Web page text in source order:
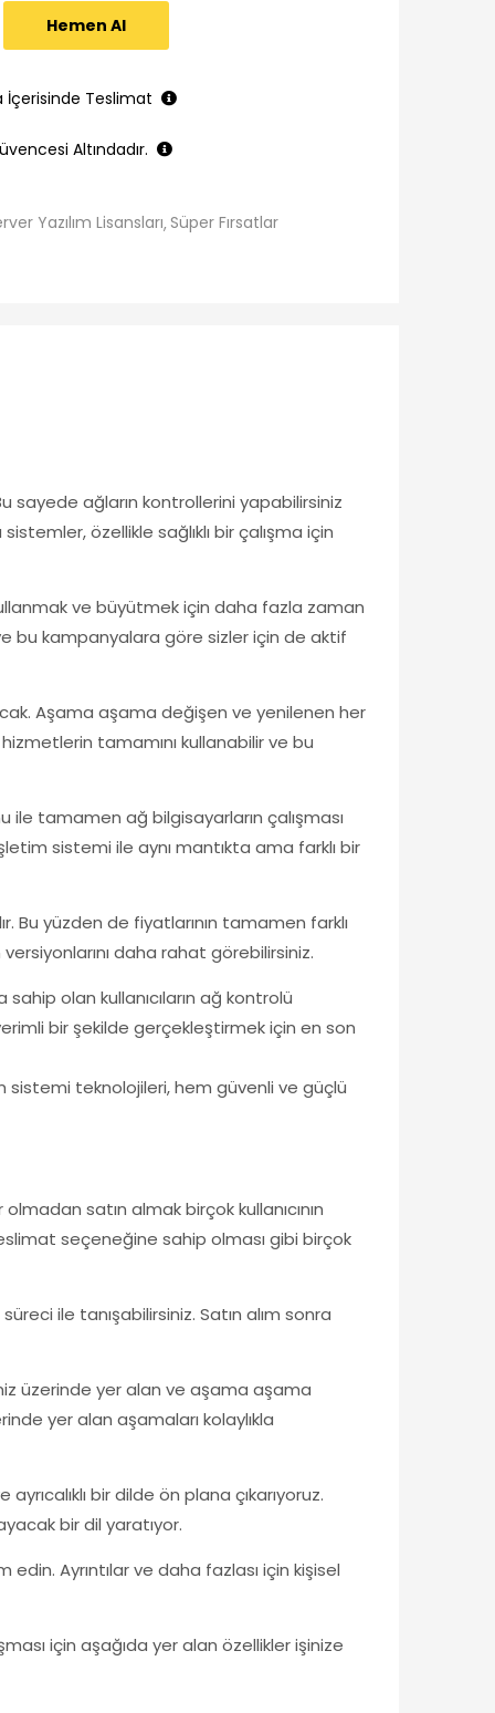
Hemen Al
İçerisinde Teslimat
Altındadır.
Yazılım Lisansları Süper Fırsatlar
sayede ağların kontrollerini yapabilirsiniz
özellikle sağlıklı bir çalışma için
ve büyütmek için daha fazla zaman
bu kampanyalara göre sizler için de aktif
Aşama aşama değişen ve yenilenen her
tamamını kullanabilir ve bu
ile tamamen ağ bilgisayarların çalışması
sistemi ile aynı mantıkta ama farklı bir
Bu yüzden de fiyatlarının tamamen farklı
daha rahat görebilirsiniz.
olan kullanıcıların ağ kontrolü
bir şekilde gerçekleştirmek için en son
sistemi teknolojileri, hem güvenli ve güçlü
satın almak birçok kullanıcının
seçeneğine sahip olması gibi birçok
ile tanışabilirsiniz. Satın alım sonra
üzerinde yer alan ve aşama aşama
yer alan aşamaları kolaylıkla
bir dilde ön plana çıkarıyoruz.
bir dil yaratıyor.
Ayrıntılar ve daha fazlası için kişisel
için aşağıda yer alan özellikler işinize